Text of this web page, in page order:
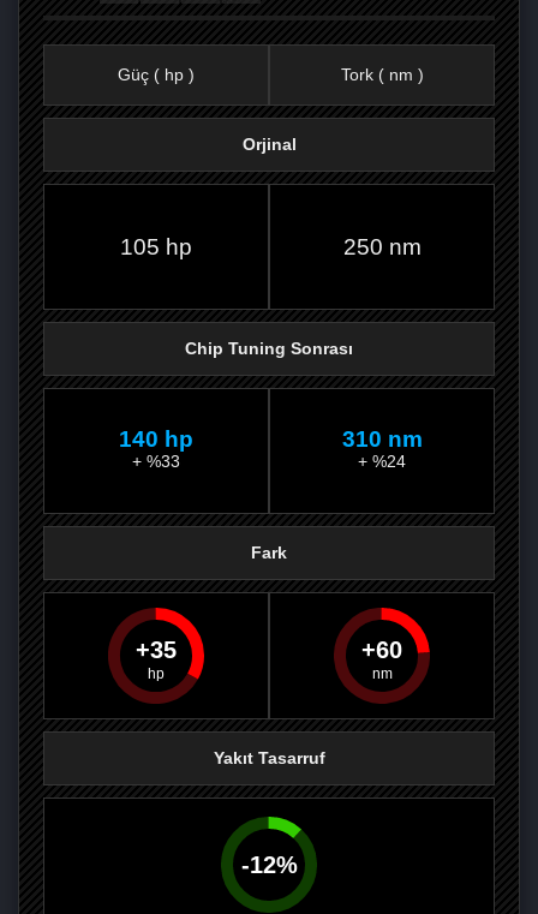
PAYLAŞPAYLAŞPLUS'TA
Güç ( hp ) Tork ( nm )
Orjinal
105 hp 250 nm
Chip Tuning Sonrası
140 hp
+ %33
310 nm
+ %24
Fark
35 60
Yakıt Tasarruf
-12%